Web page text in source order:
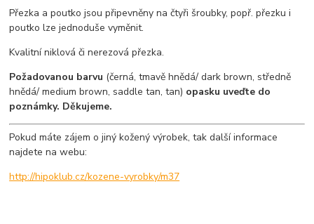
Přezka a poutko jsou připevněny na čtyři šroubky, popř. přezku i
poutko lze jednoduše vyměnit.
Kvalitní niklová či nerezová přezka.
Požadovanou barvu (černá, tmavě hnědá/ dark brown, středně
hnědá/ medium brown, saddle tan, tan) opasku uveďte do
poznámky. Děkujeme.
Pokud máte zájem o jiný kožený výrobek, tak další informace
najdete na webu:
http://hipoklub.cz/kozene-vyrobky/m37